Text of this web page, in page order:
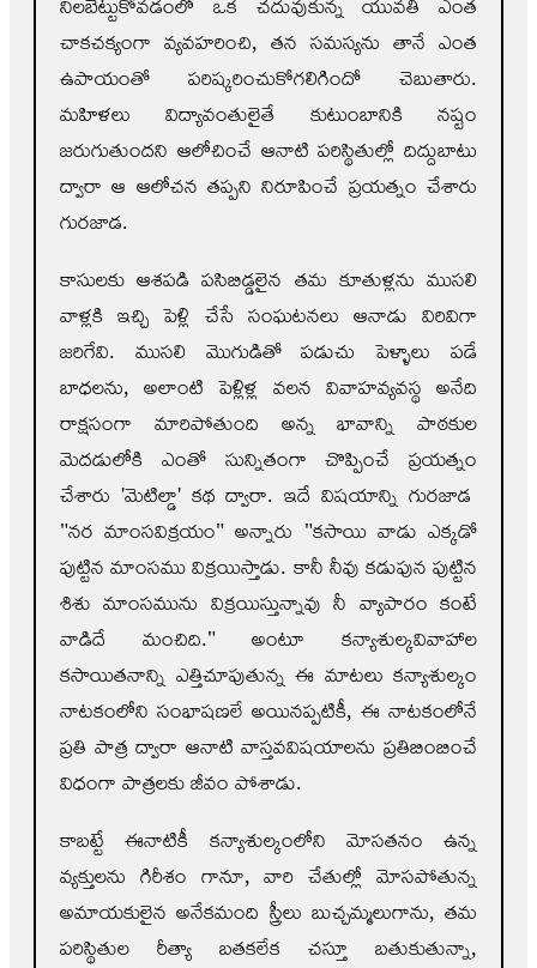
నిలబెట్టుకోవడంలో ఒక చదువుకున్న యువతి ఎంత
చాకచక్యంగా వ్యవహరించి, తన సమస్యను తానే ఎంత
ఉపాయంతో పరిష్కరించుకోగలిగిందో చెబుతారు.
మహిళలు విద్యావంతులైతే కుటుంబానికి నష్టం
జరుగుతుందని ఆలోచించే ఆనాటి పరిస్థితుల్లో దిద్దుబాటు
ద్వారా ఆ ఆలోచన తప్పని నిరూపించే ప్రయత్నం చేశారు
గురజాడ.
కాసులకు ఆశపడి పసిబిడ్డలైన తమ కూతుళ్లను ముసలి
వాళ్లకి ఇచ్చి పెళ్లి చేసే సంఘటనలు ఆనాడు విరివిగా
జరిగేవి. ముసలి మొగుడితో పడుచు పెళ్ళాలు పడే
బాధలను, అలాంటి పెళ్లిళ్ల వలన వివాహవ్యవస్థ అనేది
రాక్షసంగా మారిపోతుంది అన్న భావాన్ని పాఠకుల
మెదడులోకి ఎంతో సున్నితంగా చొప్పించే ప్రయత్నం
చేశారు 'మెటిల్డా' కథ ద్వారా. ఇదే విషయాన్ని గురజాడ
"నర మాంసవిక్రయం" అన్నారు "కసాయి వాడు ఎక్కడో
పుట్టిన మాంసము విక్రయిస్తాడు. కానీ నీవు కడుపున పుట్టిన
శిశు మాంసమును విక్రయిస్తున్నావు నీ వ్యాపారం కంటే
వాడిదే మంచిది." అంటూ కన్యాశుల్కవివాహాల
కసాయితనాన్ని ఎత్తిచూపుతున్న ఈ మాటలు కన్యాశుల్కం
నాటకంలోని సంభాషణలే అయినప్పటికీ, ఈ నాటకంలోనే
ప్రతి పాత్ర ద్వారా ఆనాటి వాస్తవవిషయాలను ప్రతిబింబించే
విధంగా పాత్రలకు జీవం పోశాడు.
కాబట్టే ఈనాటికీ కన్యాశుల్కంలోని మోసతనం ఉన్న
వ్యక్తులను గిరీశం గానూ, వారి చేతుల్లో మోసపోతున్న
అమాయకులైన అనేకమంది స్త్రీలు బుచ్చమ్మలుగాను, తమ
పరిస్థితుల రీత్యా బతకలేక చస్తూ బతుకుతున్నా,